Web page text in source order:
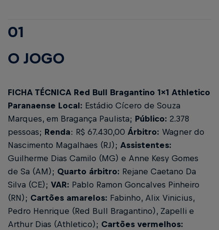
01
O JOGO
FICHA TÉCNICA Red Bull Bragantino 1x1 Athletico
Paranaense Local: Estádio Cícero de Souza
Marques, em Bragança Paulista; Público: 2.378
pessoas; Renda: R$ 67.430,00 Árbitro: Wagner do
Nascimento Magalhaes (RJ); Assistentes:
Guilherme Dias Camilo (MG) e Anne Kesy Gomes
de Sa (AM); Quarto árbitro: Rejane Caetano Da
Silva (CE); VAR: Pablo Ramon Goncalves Pinheiro
(RN); Cartões amarelos: Fabinho, Alix Vinicius,
Pedro Henrique (Red Bull Bragantino), Zapelli e
Arthur Dias (Athletico); Cartões vermelhos: